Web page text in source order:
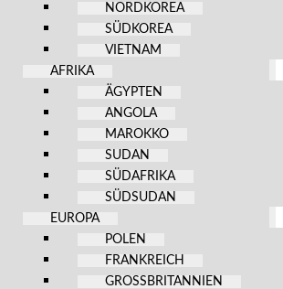
NORDKOREA
SÜDKOREA
VIETNAM
AFRIKA
ÄGYPTEN
ANGOLA
MAROKKO
SUDAN
SÜDAFRIKA
SÜDSUDAN
EUROPA
POLEN
FRANKREICH
GROSSBRITANNIEN